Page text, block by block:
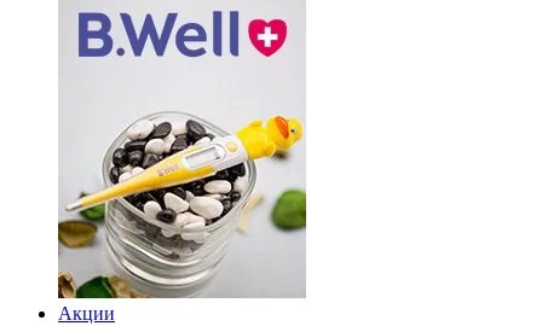
Акции